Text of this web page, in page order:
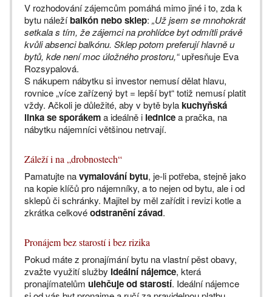
V rozhodování zájemcům pomáhá mimo jiné i to, zda k
bytu náležíbalkón nebo sklep: „Už jsem se mnohokrát
setkala s tím, že zájemci na prohlídce byt odmítli právě
kvůli absenci balkónu. Sklep potom preferují hlavně u
bytů, kde není moc úložného prostoru,“upřesňuje Eva
Rozsypalová.
S nákupem nábytku si investor nemusí dělat hlavu,
rovnice „více zařízený byt = lepší byt“ totiž nemusí platit
vždy. Ačkoli je důležité, aby v bytě bylakuchyňská
linka se sporákema ideálně i lednicea pračka, na
nábytku nájemníci většinou netrvají.
Záleží i na „drobnostech“
Pamatujte navymalování bytu, je-li potřeba, stejně jako
na kopie klíčů pro nájemníky, a to nejen od bytu, ale i od
sklepů či schránky. Majitel by měl zařídit i revizi kotle a
zkrátka celkovéodstranění závad.
Pronájem bez starostí i bez rizika
Pokud máte z pronajímání bytu na vlastní pěst obavy,
zvažte využití služby Ideální nájemce, která
pronajímatelům ulehčuje od starostí. Ideální nájemce